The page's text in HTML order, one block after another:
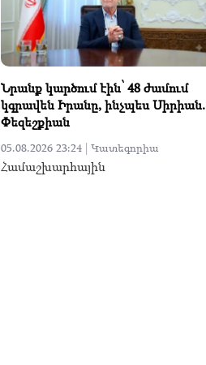
Նրանք կարծում էին՝ 48 ժամում
կգրավեն Իրանը, ինչպես Սիրիան.
Փեզեշքիան
05.08.2026 23:24 | Կատեգորիա
Համաշխարհային